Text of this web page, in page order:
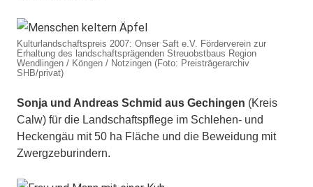
Kulturlandschaftspreis 2007: Onser Saft e.V. Förderverein zur
Erhaltung des landschaftsprägenden Streuobstbaus Region
Wendlingen / Köngen / Notzingen (Foto: Preisträgerarchiv
SHB/privat)
Sonja und Andreas Schmid aus Gechingen (Kreis
Calw) für die Landschaftspflege im Schlehen- und
Heckengäu mit 50 ha Fläche und die Beweidung mit
Zwergzeburindern.